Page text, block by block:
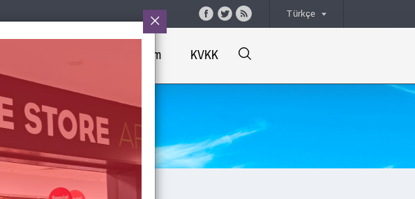
Türkçe
İletişim KVKK